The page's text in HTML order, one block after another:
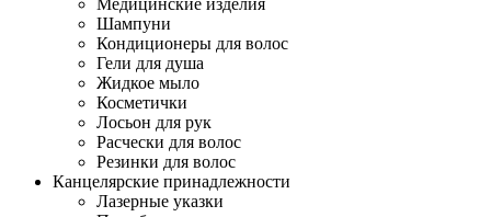
Медицинские изделия
Шампуни
Кондиционеры для волос
Гели для душа
Жидкое мыло
Косметички
Лосьон для рук
Расчески для волос
Резинки для волос
Канцелярские принадлежности
Лазерные указки